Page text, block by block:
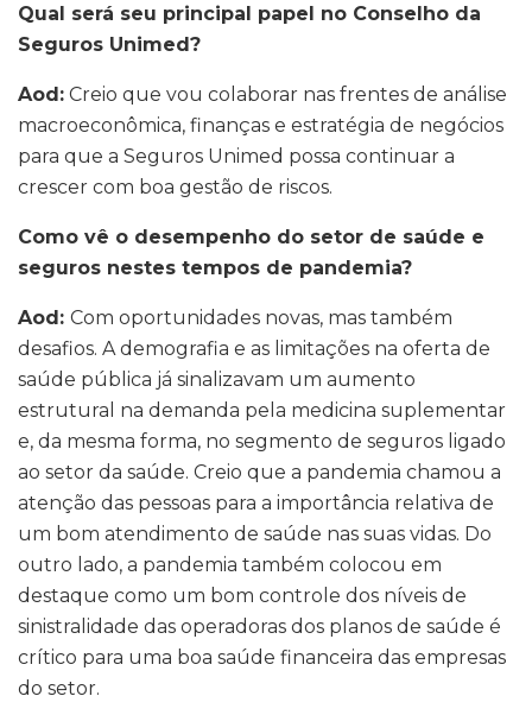
Qual será seu principal papel no Conselho da
Seguros Unimed?
Aod: Creio que vou colaborar nas frentes de análise
macroeconômica, finanças e estratégia de negócios
para que a Seguros Unimed possa continuar a
crescer com boa gestão de riscos.
Como vê o desempenho do setor de saúde e
seguros nestes tempos de pandemia?
Aod: Com oportunidades novas, mas também
desafios. A demografia e as limitações na oferta de
saúde pública já sinalizavam um aumento
estrutural na demanda pela medicina suplementar
e, da mesma forma, no segmento de seguros ligado
ao setor da saúde. Creio que a pandemia chamou a
atenção das pessoas para a importância relativa de
um bom atendimento de saúde nas suas vidas. Do
outro lado, a pandemia também colocou em
destaque como um bom controle dos níveis de
sinistralidade das operadoras dos planos de saúde é
crítico para uma boa saúde financeira das empresas
do setor.